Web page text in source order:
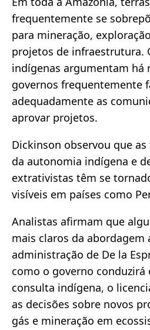
frequentemente se
para mineração,
projetos de infraestrutura.
indígenas argumentam há
governos frequentemente
adequadamente as
aprovar projetos.
Dickinson observou que
da autonomia indígena e
extrativistas têm se
visíveis em países como
Analistas afirmam que
mais claros da abordagem
administração de De la
como o governo conduzirá
consulta indígena, o
as decisões sobre novos
gás e mineração em